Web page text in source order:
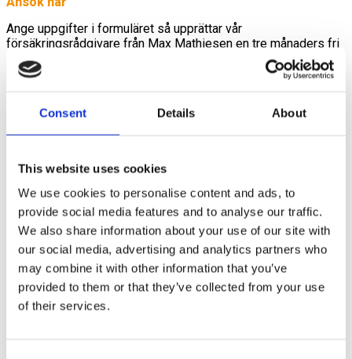
Consent Details About
This website uses cookies
We use cookies to personalise content and ads, to
provide social media features and to analyse our traffic.
We also share information about your use of our site with
our social media, advertising and analytics partners who
may combine it with other information that you’ve
provided to them or that they’ve collected from your use
of their services.
Ange uppgifter i formuläret så upprättar vår
försäkringsrådgivare från Max Mathiesen en tre månaders fri
sjukvårdsförsäkring samt liv & olycksfallsförsäkring speciellt
anpassad för småföretagare.
du är fullt frisk vid ansökan.
Erbjudandet kräver betalt medlemsskap i
Kan endast utnyttjas vid ett tillfälle i samband med nytt
medlemsskap
Så behandlar vi dina personuppgifter.
Ansök med mobilt BankID
Vill du ha mer information om Företagarförbundets
trygghetslösningar för dina anställda?